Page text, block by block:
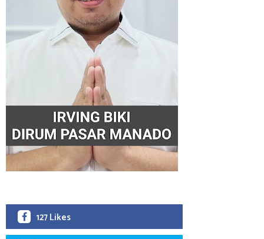
127 Likes